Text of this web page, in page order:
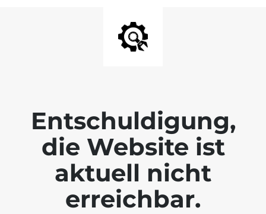
Entschuldigung,
die Website ist
aktuell nicht
erreichbar.